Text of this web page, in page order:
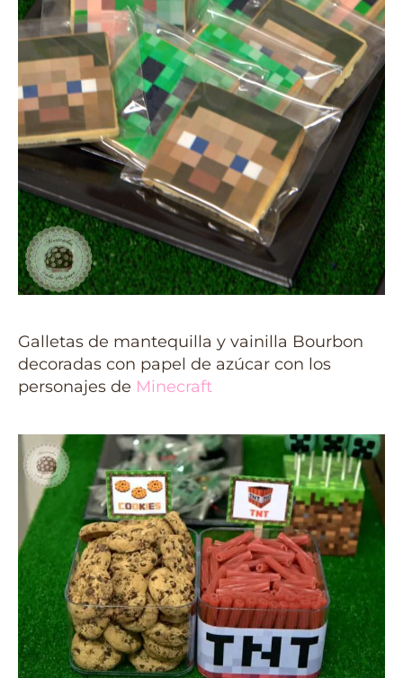
Galletas de mantequilla y vainilla Bourbon
decoradas con papel de azúcar con los
personajes de Minecraft